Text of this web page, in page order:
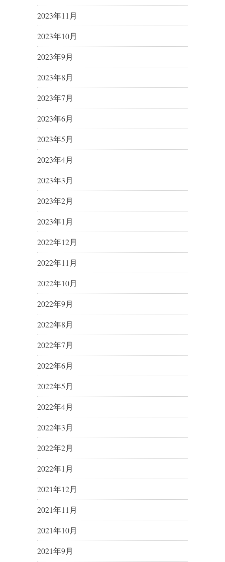
2023年11月
2023年10月
2023年9月
2023年8月
2023年7月
2023年6月
2023年5月
2023年4月
2023年3月
2023年2月
2023年1月
2022年12月
2022年11月
2022年10月
2022年9月
2022年8月
2022年7月
2022年6月
2022年5月
2022年4月
2022年3月
2022年2月
2022年1月
2021年12月
2021年11月
2021年10月
2021年9月